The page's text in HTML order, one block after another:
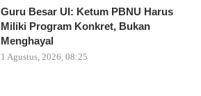
Guru Besar UI: Ketum PBNU Harus
Miliki Program Konkret, Bukan
Menghayal
1 Agustus, 2026, 08:25